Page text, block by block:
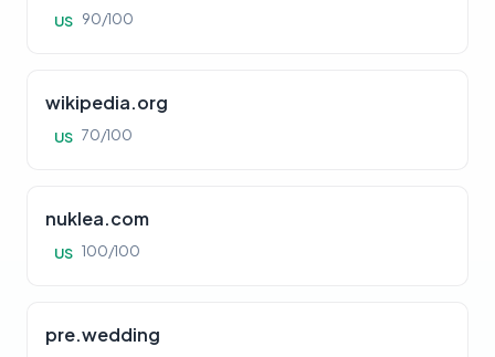
US 90/100
wikipedia.org
US 70/100
nuklea.com
US 100/100
pre.wedding